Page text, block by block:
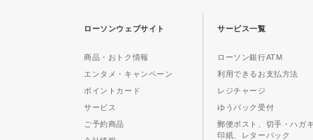
ローソンウェブサイト
商品・おトク情報
エンタメ・キャンペーン
ポイントカード
サービス
ご予約商品
サービス一覧
ローソン銀行ATM
利用できるお支払方法
レジチャージ
ゆうパック受付
郵便ポスト、切手・ハガ
印紙、レターパック